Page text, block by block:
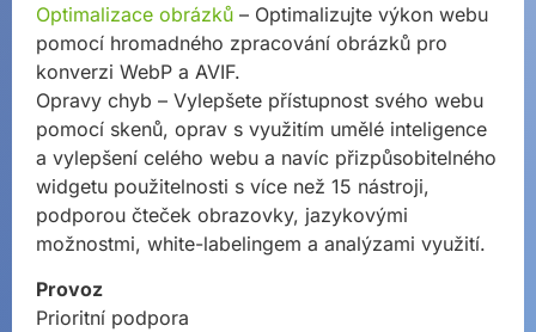
Optimalizace obrázků – Optimalizujte výkon webu
pomocí hromadného zpracování obrázků pro
konverzi WebP a AVIF.
Opravy chyb – Vylepšete přístupnost svého webu
pomocí skenů, oprav s využitím umělé inteligence
a vylepšení celého webu a navíc přizpůsobitelného
widgetu použitelnosti s více než 15 nástroji,
podporou čteček obrazovky, jazykovými
možnostmi, white-labelingem a analýzami využití.
Provoz
Prioritní podpora